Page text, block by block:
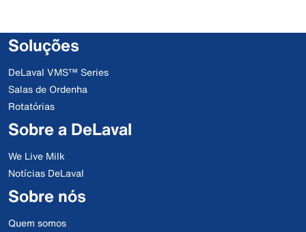
Soluções
DeLaval VMS™ Series
Salas de Ordenha
Rotatórias
Sobre a DeLaval
We Live Milk
Notícias DeLaval
Sobre nós
Quem somos